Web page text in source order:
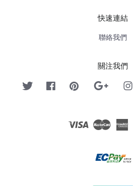
快速連結
聯絡我們
關注我們
Twitter FacebookPinterest Google
Visa Master